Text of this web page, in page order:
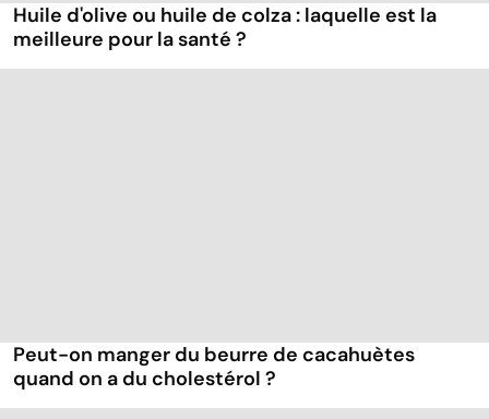
Huile d'olive ou huile de colza : laquelle est la
meilleure pour la santé ?
Peut-on manger du beurre de cacahuètes
quand on a du cholestérol ?